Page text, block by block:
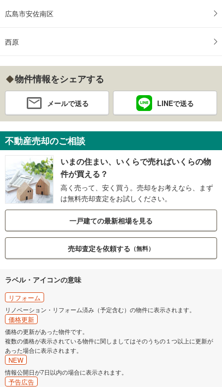
広島市安佐南区
西原
物件情報をシェアする
メールで送る LINEで送る
不動産売却のご相談
いまの住まい、いくらで売ればいくらの物
件が買える？
高く売って、安く買う。売却をお考えなら、まず
は無料売却査定をお試しください。
一戸建ての最新相場を見る
売却査定を依頼する （無料）
ラベル・アイコンの意味
リフォーム
リノベーション・リフォーム済み（予定含む）の物件に表示されます。
価格更新
価格の更新があった物件です。
複数の価格が表示されている物件に関しましてはそのうちの１つ以上に更新が
あった場合に表示されます。
NEW
情報公開日が7日以内の場合に表示されます。
予告広告